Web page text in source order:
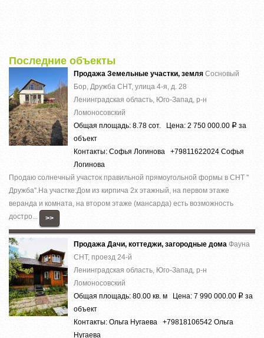
Последние объекты
Продажа Земельные участки, земля Сосновый
Бор, Дружба СНТ, улица 4-я, д. 28
Ленинградская область, Юго-Запад, р-н
Ломоносовский
Общая площадь: 8.78 сот. Цена: 2 750 000.00 Р за
объект
Контакты: Софья Логинова +79811622024 Софья
Логинова
Продаю солнечный участок правильной прямоугольной формы в СНТ ''
Дружба''.На участке:Дом из кирпича 2х этажный, на первом этаже
веранда и комната, на втором этаже (мансарда) есть возможность
достро...
>>
Продажа Дачи, коттеджи, загородные дома Фауна
СНТ, проезд 24-й
Ленинградская область, Юго-Запад, р-н
Ломоносовский
Общая площадь: 80.00 кв. м Цена: 7 990 000.00 Р за
объект
Контакты: Ольга Нугаева +79818106542 Ольга
Нугаева